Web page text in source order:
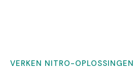
VERKEN NITRO-OPLOSSINGEN